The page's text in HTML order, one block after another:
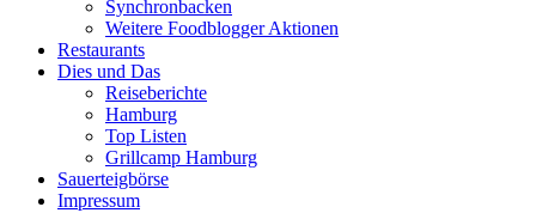
Synchronbacken
Weitere Foodblogger Aktionen
Restaurants
Dies und Das
Reiseberichte
Hamburg
Top Listen
Grillcamp Hamburg
Sauerteigbörse
Impressum